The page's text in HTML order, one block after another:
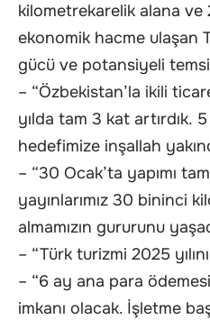
kilometrekarelik alana ve
ekonomik hacme ulaşan
gücü ve potansiyeli
– “Özbekistan’la ikili
yılda tam 3 kat artırdık.
hedefimize inşallah
– “30 Ocak’ta yapımı
yayınlarımız 30 bininci
almamızın gururunu
– “Türk turizmi 2025
– “6 ay ana para
imkanı olacak. İşletme